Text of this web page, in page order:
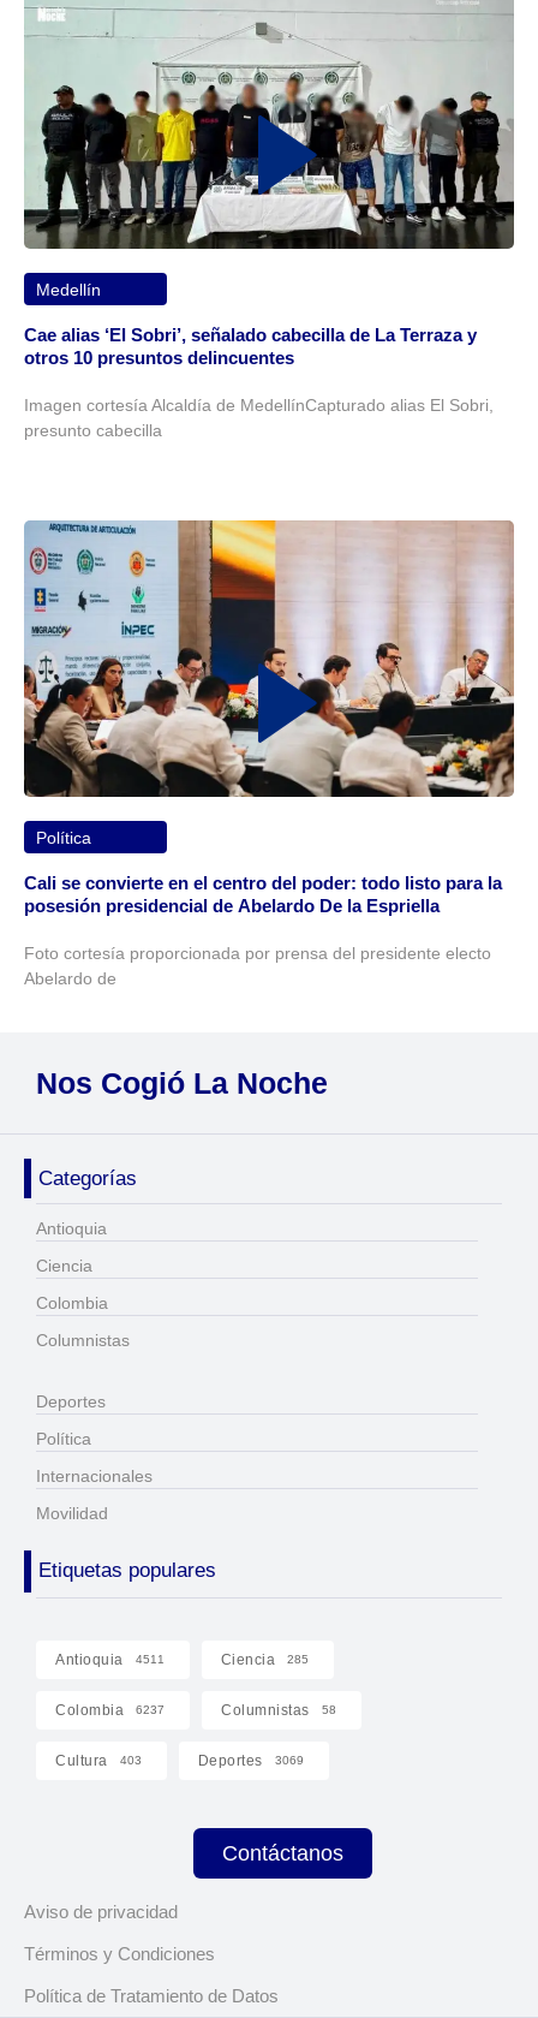
Medellín
Cae alias ‘El Sobri’, señalado cabecilla de La Terraza y
otros 10 presuntos delincuentes
Imagen cortesía Alcaldía de MedellínCapturado alias El Sobri,
presunto cabecilla
Política
Cali se convierte en el centro del poder: todo listo para la
posesión presidencial de Abelardo De la Espriella
Foto cortesía proporcionada por prensa del presidente electo
Abelardo de
Nos Cogió La Noche
Categorías
Antioquia
Ciencia
Colombia
Columnistas
Deportes
Política
Internacionales
Movilidad
Etiquetas populares
Antioquia 4511 Ciencia 285
Colombia 6237 Columnistas 58
Cultura 403 Deportes 3069
Contáctanos
Aviso de privacidad
Términos y Condiciones
Política de Tratamiento de Datos